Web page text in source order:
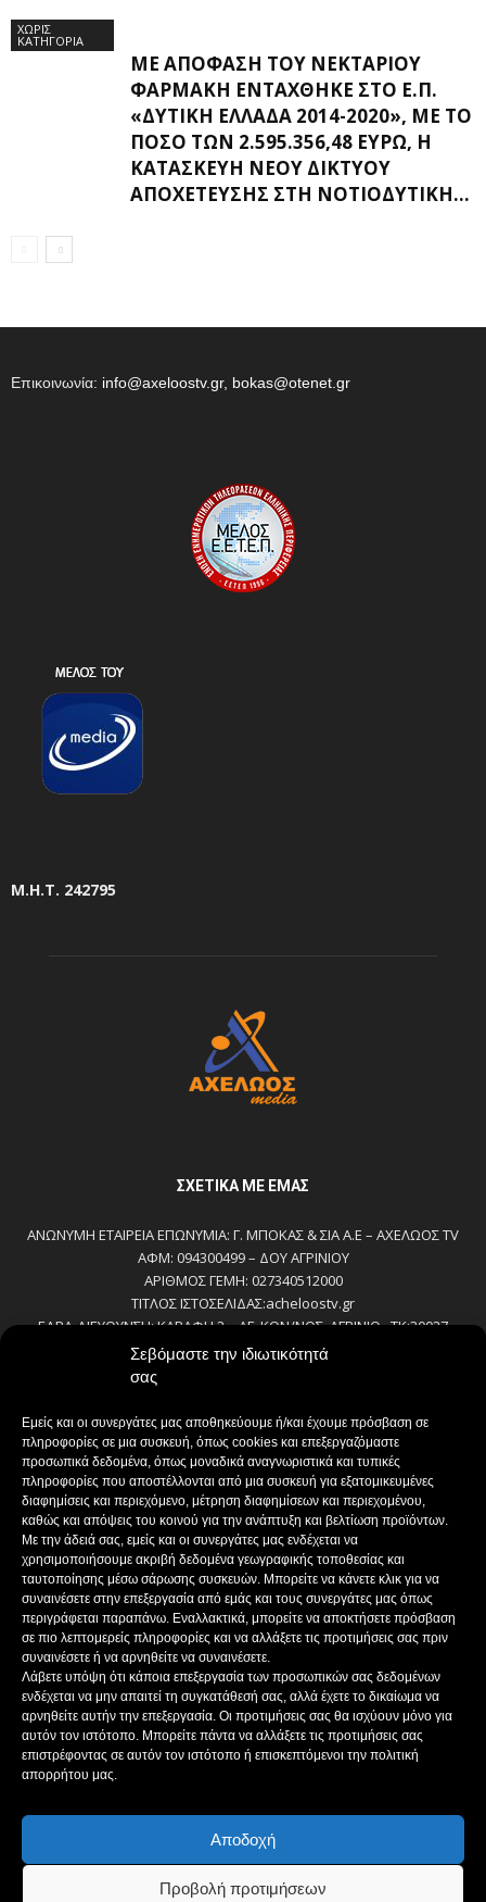
Σεβόμαστε την ιδιωτικότητά
σας
Εμείς και οι συνεργάτες μας αποθηκεύουμε ή/και έχουμε πρόσβαση σε
πληροφορίες σε μια συσκευή, όπως cookies και επεξεργαζόμαστε
προσωπικά δεδομένα, όπως μοναδικά αναγνωριστικά και τυπικές
πληροφορίες που αποστέλλονται από μια συσκευή για εξατομικευμένες
διαφημίσεις και περιεχόμενο, μέτρηση διαφημίσεων και περιεχομένου,
καθώς και απόψεις του κοινού για την ανάπτυξη και βελτίωση προϊόντων.
Με την άδειά σας, εμείς και οι συνεργάτες μας ενδέχεται να
χρησιμοποιήσουμε ακριβή δεδομένα γεωγραφικής τοποθεσίας και
ταυτοποίησης μέσω σάρωσης συσκευών. Μπορείτε να κάνετε κλικ για να
συναινέσετε στην επεξεργασία από εμάς και τους συνεργάτες μας όπως
περιγράφεται παραπάνω. Εναλλακτικά, μπορείτε να αποκτήσετε πρόσβαση
σε πιο λεπτομερείς πληροφορίες και να αλλάξετε τις προτιμήσεις σας πριν
συναινέσετε ή να αρνηθείτε να συναινέσετε.
Λάβετε υπόψη ότι κάποια επεξεργασία των προσωπικών σας δεδομένων
ενδέχεται να μην απαιτεί τη συγκατάθεσή σας, αλλά έχετε το δικαίωμα να
αρνηθείτε αυτήν την επεξεργασία. Οι προτιμήσεις σας θα ισχύουν μόνο για
αυτόν τον ιστότοπο. Μπορείτε πάντα να αλλάξετε τις προτιμήσεις σας
επιστρέφοντας σε αυτόν τον ιστότοπο ή επισκεπτόμενοι την πολιτική
απορρήτου μας.
Αποδοχή
Προβολή προτιμήσεων
ΧΩΡΊΣ
ΚΑΤΗΓΟΡΊΑ
ΜΕ ΑΠΌΦΑΣΗ ΤΟΥ ΝΕΚΤΆΡΙΟΥ
ΦΑΡΜΆΚΗ ΕΝΤΆΧΘΗΚΕ ΣΤΟ Ε.Π.
«ΔΥΤΙΚΉ ΕΛΛΆΔΑ 2014-2020», ΜΕ ΤΟ
ΠΟΣΌ ΤΩΝ 2.595.356,48 ΕΥΡΏ, Η
ΚΑΤΑΣΚΕΥΉ ΝΈΟΥ ΔΙΚΤΎΟΥ
ΑΠΟΧΈΤΕΥΣΗΣ ΣΤΗ ΝΟΤΙΟΔΥΤΙΚΉ...
Επικοινωνία: info@axeloostv.gr, bokas@otenet.gr
Μ.Η.Τ. 242795
ΣΧΕΤΙΚΆ ΜΕ ΕΜΆΣ
ΑΝΩΝΥΜΗ ΕΤΑΙΡΕΙΑ ΕΠΩΝΥΜΙΑ: Γ. ΜΠΟΚΑΣ & ΣΙΑ Α.Ε – ΑΧΕΛΩΟΣ TV
ΑΦΜ: 094300499 – ΔΟΥ ΑΓΡΙΝΙΟΥ
ΑΡΙΘΜΟΣ ΓΕΜΗ: 027340512000
ΤΙΤΛΟΣ ΙΣΤΟΣΕΛΙΔΑΣ:acheloostv.gr
ΕΔΡΑ-ΔΙΕΥΘΥΝΣΗ: ΚΑΒΑΦΗ 2 – ΑΓ. ΚΩΝ/ΝΟΣ, ΑΓΡΙΝΙΟ , ΤΚ:30027
ΤΗΛΕΦΩΝΟ: 2641022803 – 58800
E-MAIL: bokas@otenet.gr, info@axeloostv.gr
ΝΟΜΙΜΟΣ ΕΚΠΡΟΣΩΠΟΣ: ΜΠΟΚΑΣ ΚΩΝ/ΝΟΣ
ΔΙΕΥΘΥΝΤΗΣ: ΜΠΟΚΑΣ ΚΩΝ/ΝΟΣ
ΔΙΕΥΘΥΝΤΗΣ ΣΥΝΤΑΞΗΣ:ΚΟΥΤΣΙΚΟΣ ΠΑΝΤΕΛΗΣ
ΔΙΑΧΕΙΡΙΣΤΗΣ-ΔΙΚΑΙΟΥΧΟΣ domain: ΜΠΟΚΑΣ ΚΩΝ/ΝΟΣ – Γ. ΜΠΟΚΑΣ &
ΣΙΑ Α.Ε
ΔΗΜΟΣΙΟΓΡΑΦΟΙ:
ΚΟΥΤΣΙΚΟΣ ΠΑΝΤΕΛΗΣ
ΒΑΚΡΑΚΟΥ ΣΟΦΙΑ
ΠΑΠΑΔΗΜΗΤΡΙΟΥ ΔΗΜΗΤΡΗΣ
ΚΟΥΤΣΙΟΥΜΠΑΣ ΑΛΕΞΑΝΔΡΟΣ
ΑΚΟΛΟΥΘΗΣΕ ΜΑΣ
ΤΑΥΤΌΤΗΤΑ ΙΣΤΌΤΟΠΟΥ